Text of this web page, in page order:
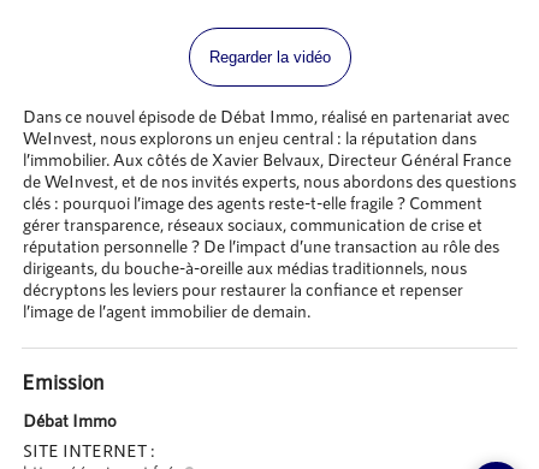
Regarder la vidéo
Dans ce nouvel épisode de Débat Immo, réalisé en partenariat avec
WeInvest, nous explorons un enjeu central : la réputation dans
l’immobilier. Aux côtés de Xavier Belvaux, Directeur Général France
de WeInvest, et de nos invités experts, nous abordons des questions
clés : pourquoi l’image des agents reste-t-elle fragile ? Comment
gérer transparence, réseaux sociaux, communication de crise et
réputation personnelle ? De l’impact d’une transaction au rôle des
dirigeants, du bouche-à-oreille aux médias traditionnels, nous
décryptons les leviers pour restaurer la confiance et repenser
l’image de l’agent immobilier de demain.
Emission
Débat Immo
SITE INTERNET :